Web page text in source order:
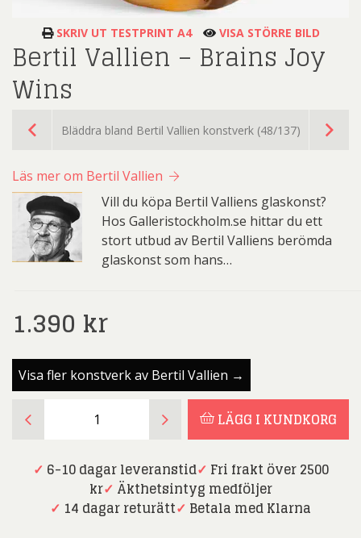
SKRIV UT TESTPRINT A4 VISA STÖRRE BILD
Bertil Vallien – Brains Joy
Wins
Bläddra bland Bertil Vallien konstverk (48/137)
Läs mer om Bertil Vallien
Vill du köpa Bertil Valliens glaskonst?
Hos Galleristockholm.se hittar du ett
stort utbud av Bertil Valliens berömda
glaskonst som hans…
1.390 kr
Visa fler konstverk av Bertil Vallien →
Vallien
Brains
LÄGG I KUNDKORG
✓ 6-10 dagar leveranstid✓ Fri frakt över 2500
kr✓ Äkthetsintyg medföljer
✓ 14 dagar returätt✓ Betala med Klarna